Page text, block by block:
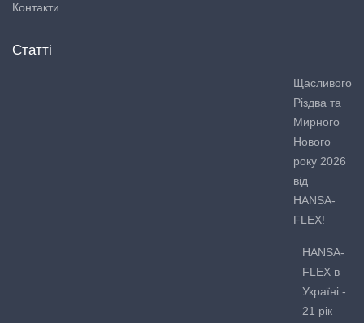
Контакти
Статті
Щасливого
Різдва та
Мирного
Нового
року 2026
від
HANSA-
FLEX!
HANSA-
FLEX в
Україні -
21 рік